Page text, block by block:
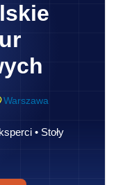
Warszawa
• Stoły